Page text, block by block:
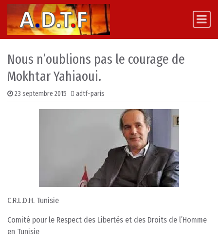
Skip to content
Main Navigation
Nous n’oublions pas le courage de
Mokhtar Yahiaoui.
23 septembre 2015 adtf-paris
C.R.L.D.H. Tunisie
Comité pour le Respect des Libertés et des Droits de l’Homme
en Tunisie